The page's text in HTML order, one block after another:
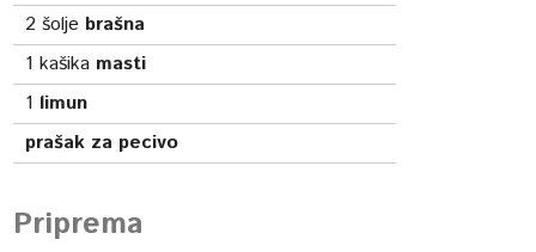
2 šolje brašna
1 kašika masti
1 limun
prašak za pecivo
Priprema